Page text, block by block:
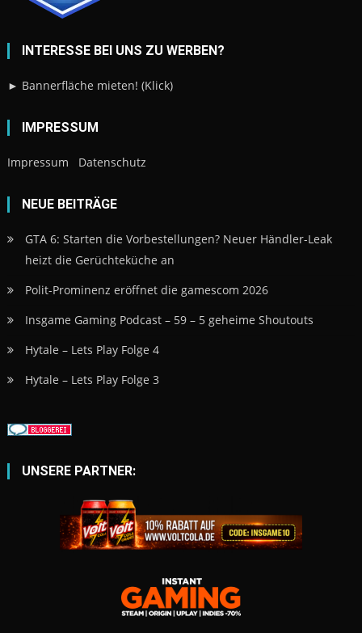
INTERESSE BEI UNS ZU WERBEN?
► Bannerfläche mieten! (Klick)
IMPRESSUM
Impressum Datenschutz
NEUE BEITRÄGE
GTA 6: Starten die Vorbestellungen? Neuer Händler-Leak
heizt die Gerüchteküche an
Polit-Prominenz eröffnet die gamescom 2026
Insgame Gaming Podcast – 59 – 5 geheime Shoutouts
Hytale – Lets Play Folge 4
Hytale – Lets Play Folge 3
UNSERE PARTNER: